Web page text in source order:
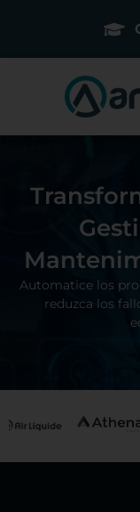
Automatice los
reduzca los